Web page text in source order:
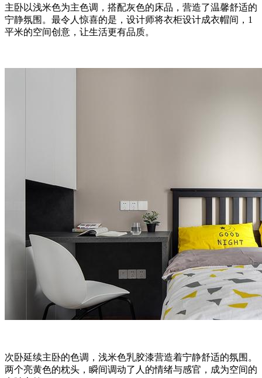
主卧以浅米色为主色调，搭配灰色的床品，营造了温馨舒适的
宁静氛围。最令人惊喜的是，设计师将衣柜设计成衣帽间，1
平米的空间创意，让生活更有品质。
次卧延续主卧的色调，浅米色乳胶漆营造着宁静舒适的氛围。
两个亮黄色的枕头，瞬间调动了人的情绪与感官，成为空间的